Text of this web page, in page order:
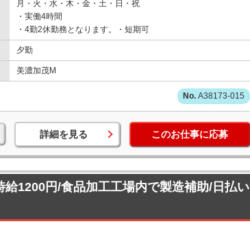
月・火・水・木・金・土・日・祝
・実働4時間
・4勤2休勤務となります。・短期可
夕勤
美濃加茂M
A38173-015
詳細を見る このお仕事に応募
給1200円/食品加工工場内で製造補助/日払い